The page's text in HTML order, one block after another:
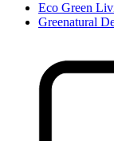
Eco Green
Greenatural